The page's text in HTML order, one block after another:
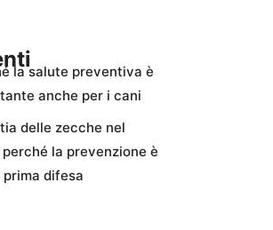
la salute preventiva è
anche per i cani
delle zecche nel
la prevenzione è
prima difesa